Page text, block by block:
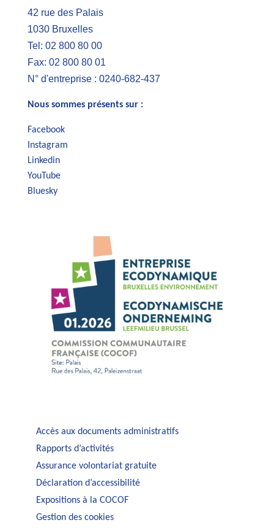
42 rue des Palais
1030 Bruxelles
Tel: 02 800 80 00
Fax: 02 800 80 01
N° d'entreprise : 0240-682-437
Nous sommes présents sur :
Facebook
Instagram
Linkedin
YouTube
Bluesky
Accès aux documents administratifs
Rapports d’activités
Assurance volontariat gratuite
Déclaration d’accessibilité
Expositions à la COCOF
Gestion des cookies